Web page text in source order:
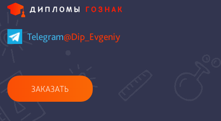
Telegram@Dip_Evgeniy
ЗАКАЗАТЬ